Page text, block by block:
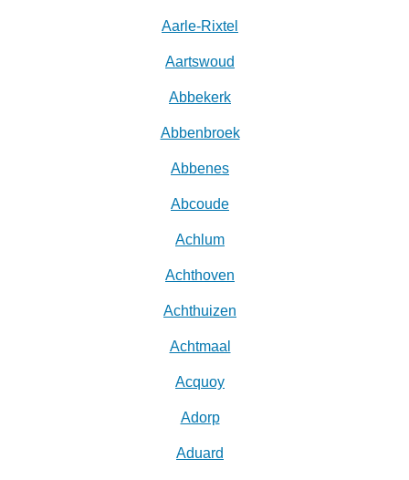
Aarle-Rixtel
Aartswoud
Abbekerk
Abbenbroek
Abbenes
Abcoude
Achlum
Achthoven
Achthuizen
Achtmaal
Acquoy
Adorp
Aduard